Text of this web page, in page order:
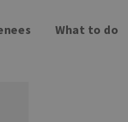
What to do